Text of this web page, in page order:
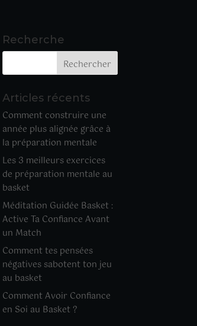
Recherche
Articles récents
Comment construire une
année plus alignée grâce à
la préparation mentale
Les 3 meilleurs exercices
de préparation mentale au
basket
Méditation Guidée Basket :
Active Ta Confiance Avant
un Match
Comment tes pensées
négatives sabotent ton jeu
au basket
Comment Avoir Confiance
en Soi au Basket ?